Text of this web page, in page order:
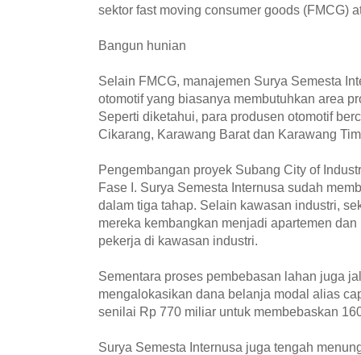
sektor fast moving consumer goods (FMCG)
Bangun hunian
Selain FMCG, manajemen Surya Semesta
otomotif yang biasanya membutuhkan area
Seperti diketahui, para produsen otomotif
Cikarang, Karawang Barat dan Karawang
Pengembangan proyek Subang City of
Fase I. Surya Semesta Internusa sudah
dalam tiga tahap. Selain kawasan industri,
mereka kembangkan menjadi apartemen
pekerja di kawasan industri.
Sementara proses pembebasan lahan juga
mengalokasikan dana belanja modal alias
senilai Rp 770 miliar untuk membebaskan
Surya Semesta Internusa juga tengah